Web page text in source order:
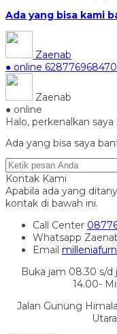
Ada yang bisa kami
Zaenab
● online
Zaenab
● online
Halo, perkenalkan saya
Ada yang bisa saya
Kontak Kami
Apabila ada yang
kontak di bawah ini.
Call Center
Whatsapp
Email
Buka jam 08.30 s/d
14.00-
Jalan Gunung